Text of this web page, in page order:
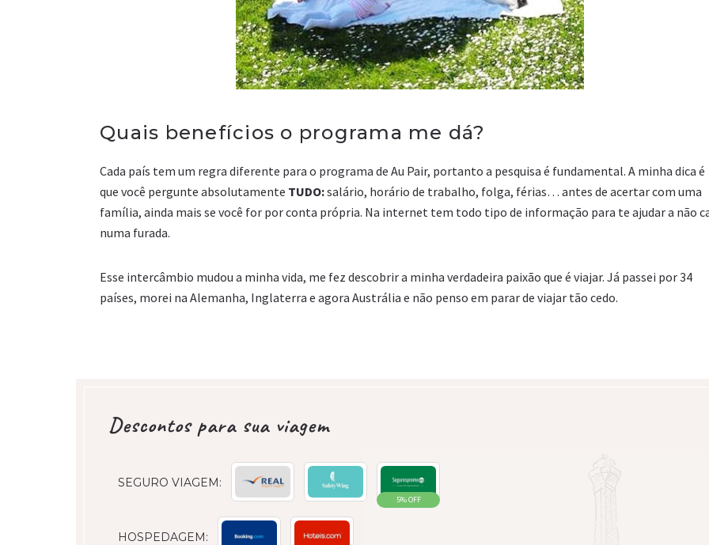
Quais benefícios o programa me dá?
Cada país tem um regra diferente para o programa de Au Pair, portanto a pesquisa é fundamental. A minha dica é
que você pergunte absolutamente TUDO:salário, horário de trabalho, folga, férias… antes de acertar com uma
família, ainda mais se você for por conta própria. Na internet tem todo tipo de informação para te ajudar a não
numa furada.
Esse intercâmbio mudou a minha vida, me fez descobrir a minha verdadeira paixão que é viajar. Já passei por 34
países, morei na Alemanha, Inglaterra e agora Austrália e não penso em parar de viajar tão cedo.
Descontos para sua viagem
SEGURO VIAGEM:
5% OFF
HOSPEDAGEM: